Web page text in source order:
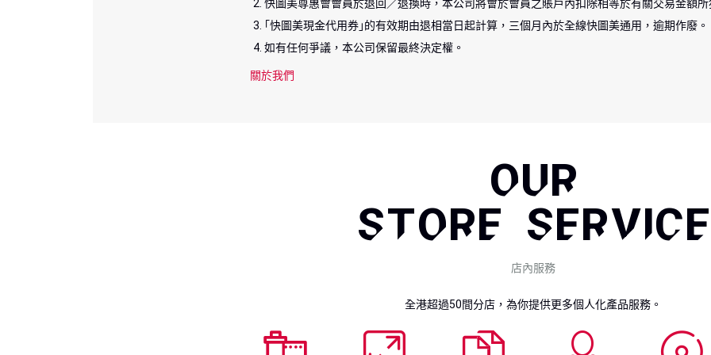
快圖美尊惠會會員於退回／退換時，本公司將會於會員之賬戶內扣除相等於有關交易金額所
｢快圖美現金代用券｣的有效期由退相當日起計算，三個月內於全線快圖美通用，逾期作廢。
如有任何爭議，本公司保留最終決定權。
關於我們
OUR
STORE SERVICE
店內服務
全港超過50間分店，為你提供更多個人化產品服務。